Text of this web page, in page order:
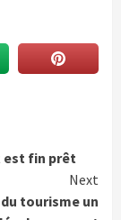
est fin prêt
Next
tourisme un